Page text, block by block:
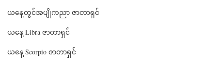
ယနေ့တွင်အပျိုကညာ ဇာတာရှင်
ယနေ့ Libra ဇာတာရှင်
ယနေ့ Scorpio ဇာတာရှင်